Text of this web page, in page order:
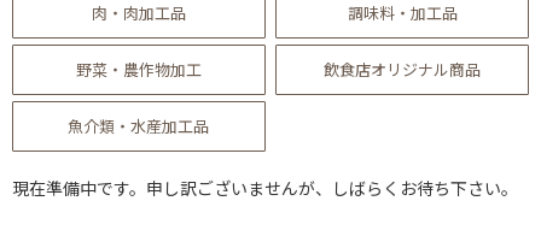
肉・肉加工品 調味料・加工品
野菜・農作物加工 飲食店オリジナル商品
魚介類・水産加工品
現在準備中です。申し訳ございませんが、しばらくお待ち下さい。